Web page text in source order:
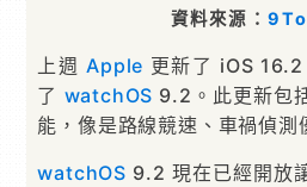
資料來源：
上週 Apple 更新了 iOS
了 watchOS 9.2。此更新包
能，像是路線競速、車禍偵測
watchOS 9.2 現在已經開放